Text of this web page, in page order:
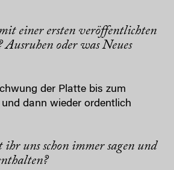
einer ersten veröffentlichten
oder was Neues
der Platte bis zum
dann wieder ordentlich
uns schon immer sagen und